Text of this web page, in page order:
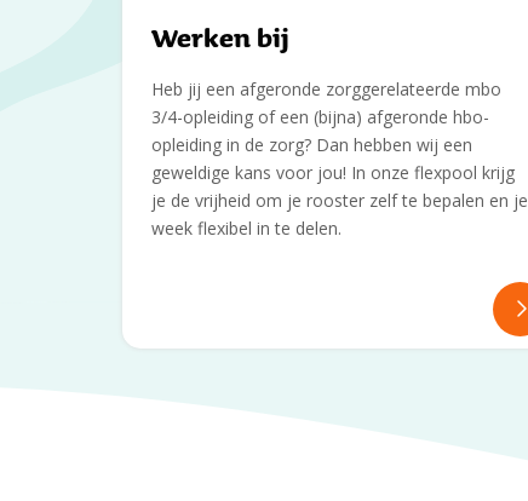
Werken bij
Heb jij een afgeronde zorggerelateerde mbo
3/4-opleiding of een (bijna) afgeronde hbo-
opleiding in de zorg? Dan hebben wij een
geweldige kans voor jou! In onze flexpool krijg
je de vrijheid om je rooster zelf te bepalen en je
week flexibel in te delen.